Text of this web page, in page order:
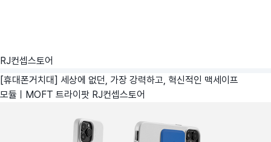
RJ컨셉스토어
[휴대폰거치대] 세상에 없던, 가장 강력하고, 혁신적인 맥세이프
모듈ㅣMOFT 트라이팟 RJ컨셉스토어